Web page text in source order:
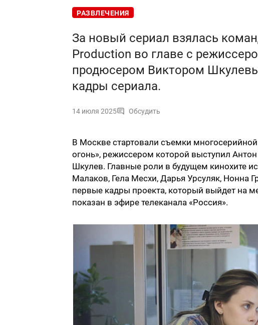
РАЗВЛЕЧЕНИЯ
За новый сериал взялась
Production во главе с
продюсером Виктором
кадры сериала.
14 июля 2025 Обсудить
В Москве стартовали съемки
огонь», режиссером которой выступил
Шкулев. Главные роли в будущем кинохите
Малаков, Гела Месхи, Дарья Урсуляк, Нонна
первые кадры проекта, который выйдет на
показан в эфире телеканала «Россия».